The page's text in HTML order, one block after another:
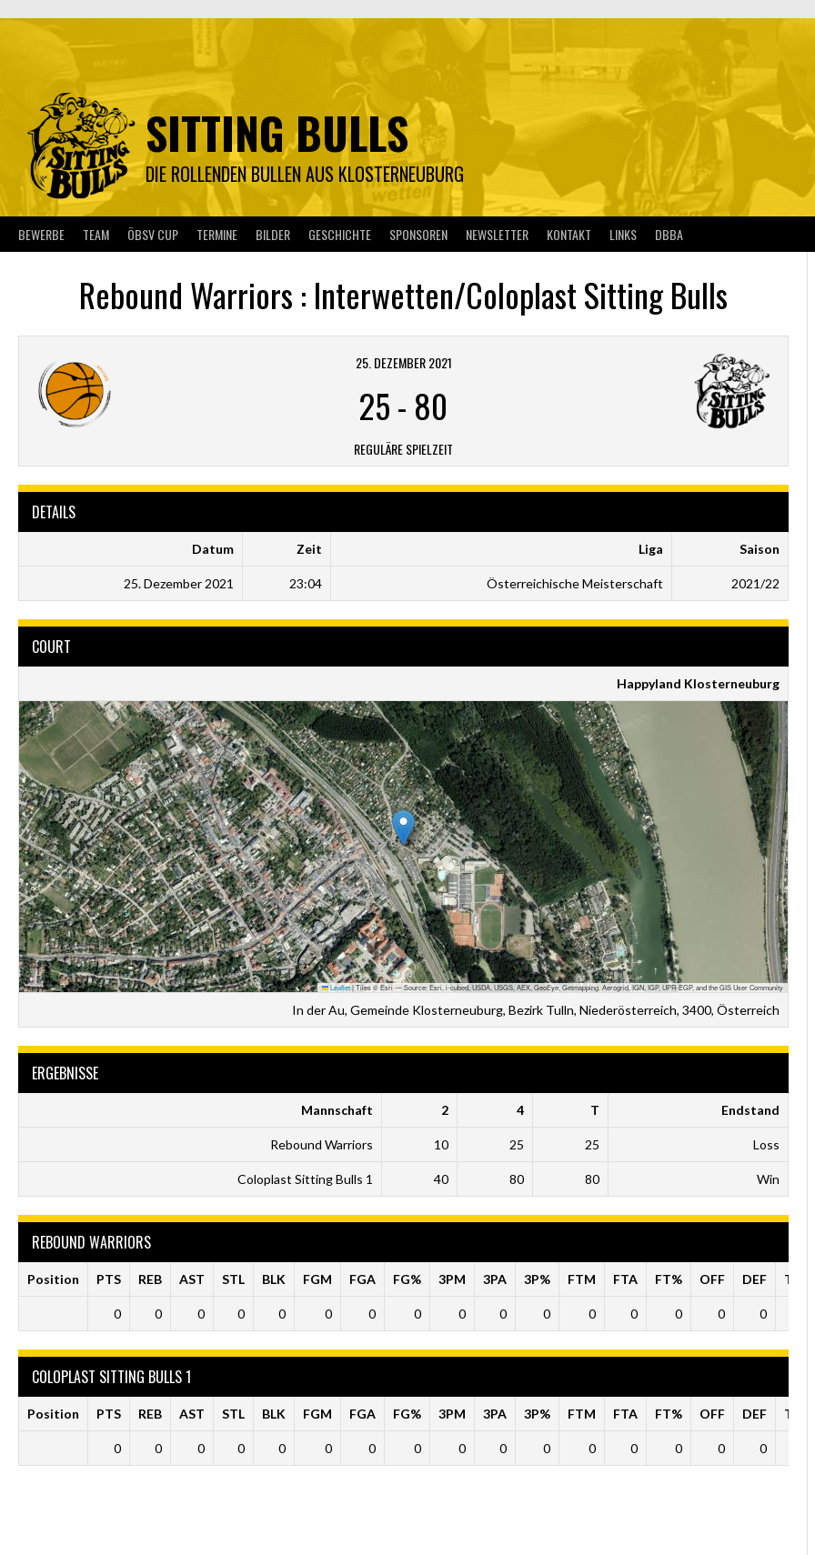
SITTING BULLS
DIE ROLLENDEN BULLEN AUS KLOSTERNEUBURG
BEWERBE TEAM ÖBSV CUP TERMINE BILDER GESCHICHTE SPONSOREN NEWSLETTER KONTAKT LINKS DBBA
Rebound Warriors : Interwetten/Coloplast Sitting Bulls
25. DEZEMBER 2021
25- 80
REGULÄRE SPIELZEIT
DETAILS
Datum Zeit Liga Saison
25. Dezember 2021 23:04 Österreichische Meisterschaft 2021/22
COURT
Happyland Klosterneuburg
Leaflet|Tiles © Esri — Source: Esri, i-cubed, USDA, USGS, AEX, GeoEye, Getmapping, Aerogrid, IGN, IGP, UPR-EGP, and the GIS User Community
In der Au, Gemeinde Klosterneuburg, Bezirk Tulln, Niederösterreich, 3400, Österreich
ERGEBNISSE
Mannschaft 2 4 T Endstand
Rebound Warriors 10 25 25 Loss
Coloplast Sitting Bulls 1 40 80 80 Win
REBOUND WARRIORS
Position PTS REB AST STL BLK FGM FGA FG% 3PM 3PA 3P% FTM FTA FT% OFF DEF TO
0 0 0 0 0 0 0 0 0 0 0 0 0 0 0 0
COLOPLAST SITTING BULLS 1
Position PTS REB AST STL BLK FGM FGA FG% 3PM 3PA 3P% FTM FTA FT% OFF DEF TO
0 0 0 0 0 0 0 0 0 0 0 0 0 0 0 0